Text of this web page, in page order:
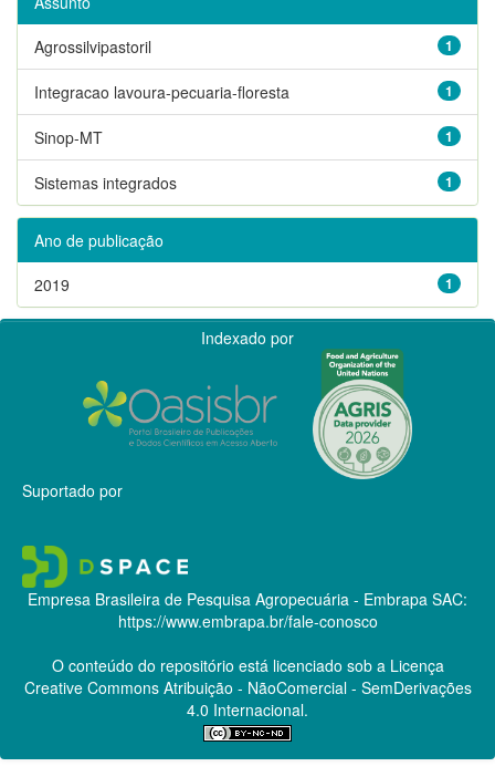
1
Agrossilvipastoril
1
Integracao lavoura-pecuaria-floresta
1
Sinop-MT
1
Sistemas integrados
Ano de publicação
1
2019
Indexado por
Suportado por
Empresa Brasileira de Pesquisa Agropecuária - Embrapa SAC:
https://www.embrapa.br/fale-conosco
O conteúdo do repositório está licenciado sob a Licença
Creative CommonsAtribuição - NãoComercial - SemDerivações
4.0 Internacional.